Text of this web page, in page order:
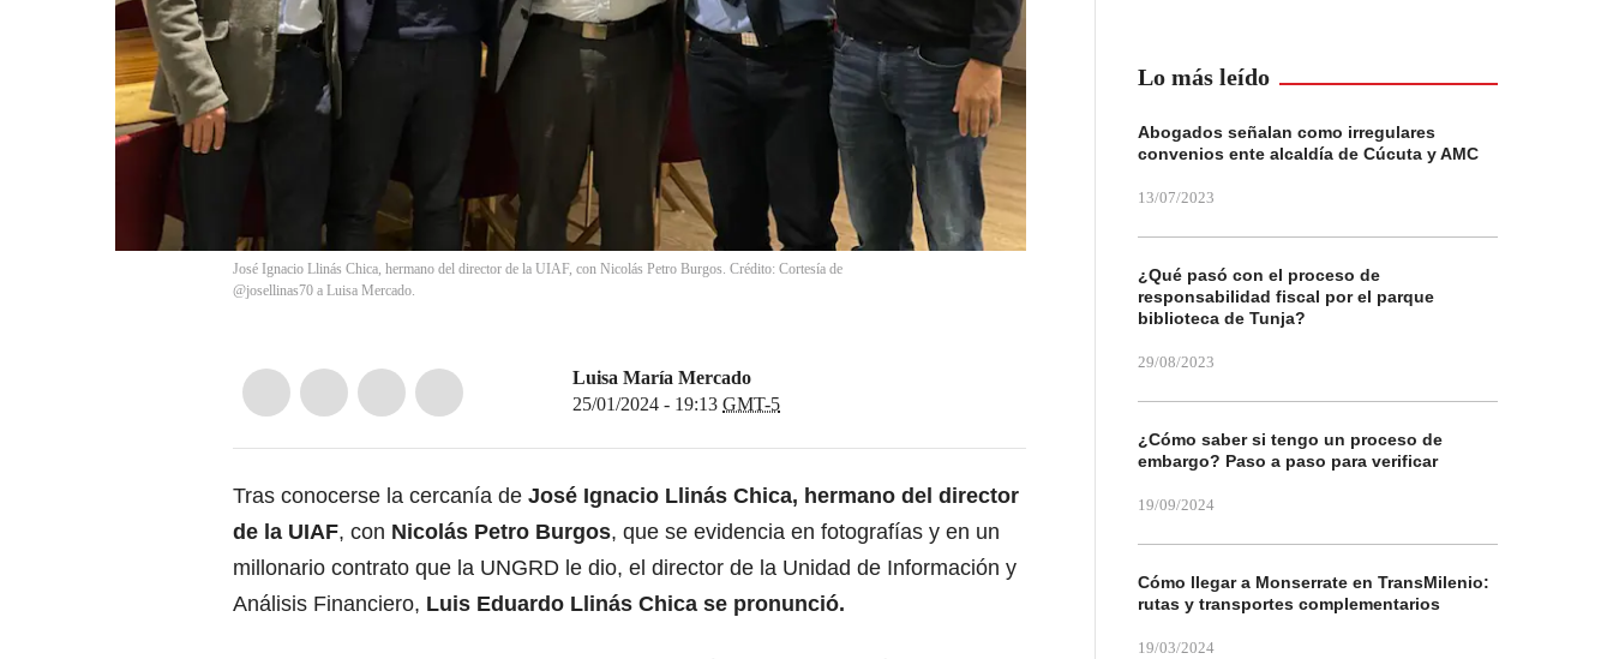
José Ignacio Llinás Chica, hermano del director de la UIAF, con Nicolás Petro Burgos. Crédito: Cortesía de
@josellinas70 a Luisa Mercado.
Luisa María Mercado
25/01/2024 - 19:13 GMT-5
Tras conocerse la cercanía de José Ignacio Llinás Chica, hermano del director
de la UIAF, con Nicolás Petro Burgos, que se evidencia en fotografías y en un
millonario contrato que la UNGRD le dio, el director de la Unidad de Información y
Análisis Financiero, Luis Eduardo Llinás Chica se pronunció.
Lo más leído
Abogados señalan como irregulares
convenios ente alcaldía de Cúcuta y AMC
13/07/2023
¿Qué pasó con el proceso de
responsabilidad fiscal por el parque
biblioteca de Tunja?
29/08/2023
¿Cómo saber si tengo un proceso de
embargo? Paso a paso para verificar
19/09/2024
Cómo llegar a Monserrate en TransMilenio:
rutas y transportes complementarios
19/03/2024